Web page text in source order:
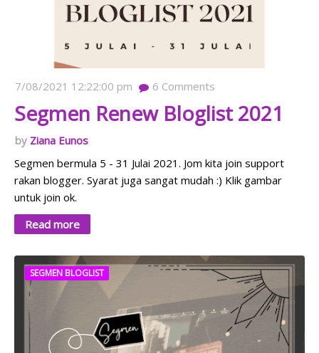
7/08/2021 12:22:00 pm 6 Comments
Segmen Renew Bloglist 2021
Ziana Eunos
Segmen bermula 5 - 31 Julai 2021. Jom kita join support
rakan blogger. Syarat juga sangat mudah :) Klik gambar
untuk join ok.
Read more
SEGMEN BLOGLIST